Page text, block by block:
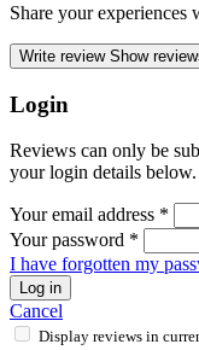
Share your experiences
Write review Show
Login
Reviews can only be
your login details below.
Your email address *
Your password *
I have forgotten my
Log in
Cancel
Display reviews in